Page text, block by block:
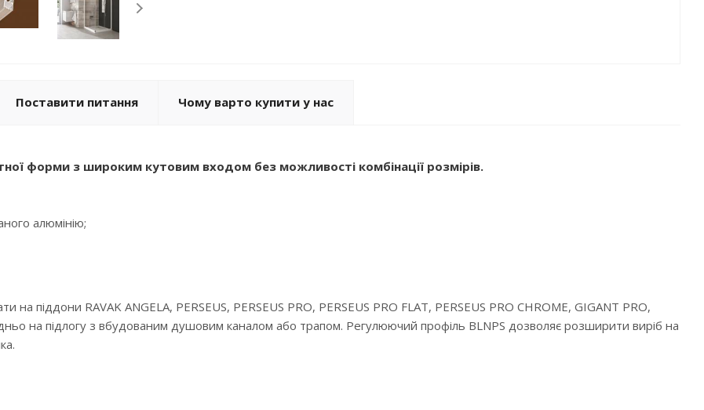
Поставити питання Чому варто купити у нас
форми з широким кутовим входом без можливості комбінації розмірів.
алюмінію;
піддони RAVAK ANGELA, PERSEUS, PERSEUS PRO, PERSEUS PRO FLAT, PERSEUS PRO CHROME, GIGANT PRO,
на підлогу з вбудованим душовим каналом або трапом. Регулюючий профіль BLNPS дозволяє розширити виріб на